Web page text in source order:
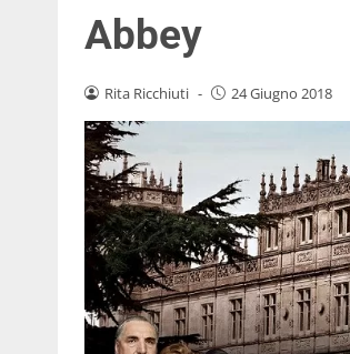
Abbey
Rita Ricchiuti - 24 Giugno 2018